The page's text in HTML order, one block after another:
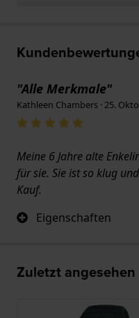
"Alle Merkmale"
Kathleen Chambers · 25.
Meine 6 Jahre alte
für sie. Sie ist so klug
Kauf.
Eigenschaften
Zuletzt angesehen